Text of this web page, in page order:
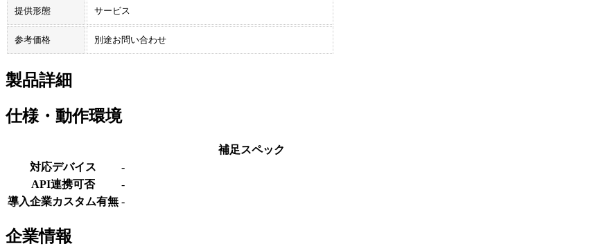
提供形態 サービス
参考価格 別途お問い合わせ
製品詳細
仕様・動作環境
補足スペック
対応デバイス
-
API連携可否
-
導入企業カスタム有無 -
企業情報